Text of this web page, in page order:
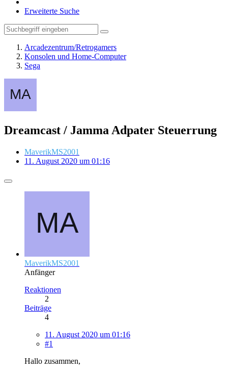
Erweiterte Suche
Arcadezentrum/Retrogamers
Konsolen und Home-Computer
Sega
Dreamcast / Jamma Adpater Steuerrung
MaverikMS2001
11. August 2020 um 01:16
MaverikMS2001
Anfänger
Reaktionen
2
Beiträge
4
11. August 2020 um 01:16
#1
Hallo zusammen,